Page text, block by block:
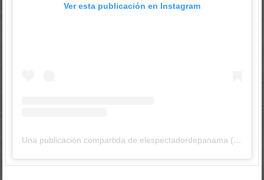
Ver esta publicación en Instagram
Una publicación compartida de elespectadordepanama (@elespectadordepanama)